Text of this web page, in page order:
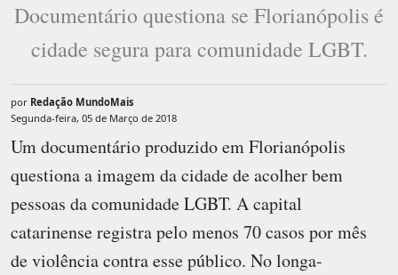
Documentário questiona se Florianópolis é
cidade segura para comunidade LGBT.
por Redação MundoMais
Segunda-feira, 05 de Março de 2018
Um documentário produzido em Florianópolis
questiona a imagem da cidade de acolher bem
pessoas da comunidade LGBT. A capital
catarinense registra pelo menos 70 casos por mês
de violência contra esse público. No longa-